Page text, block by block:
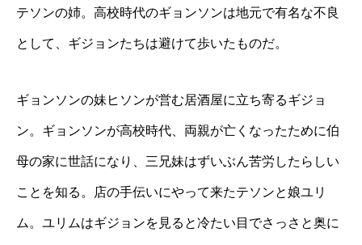
テソンの姉。高校時代のギョンソンは地元で有名な不良
として、ギジョンたちは避けて歩いたものだ。
ギョンソンの妹ヒソンが営む居酒屋に立ち寄るギジョ
ン。ギョンソンが高校時代、両親が亡くなったために伯
母の家に世話になり、三兄妹はずいぶん苦労したらしい
ことを知る。店の手伝いにやって来たテソンと娘ユリ
ム。ユリムはギジョンを見ると冷たい目でさっさと奥に